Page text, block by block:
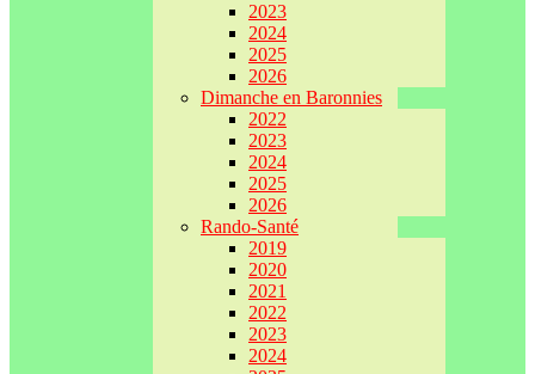
2023
2024
2025
2026
Dimanche en Baronnies
2022
2023
2024
2025
2026
Rando-Santé
2019
2020
2021
2022
2023
2024